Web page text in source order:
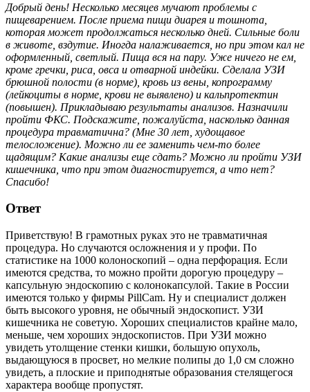
Добрый день! Несколько месяцев мучают проблемы с
пищеварением. После приема пищи диарея и тошнота,
которая может продолжаться несколько дней. Сильные боли
в животе, вздутие. Иногда налаживается, но при этом кал не
оформленный, светлый. Пища вся на пару. Уже ничего не ем,
кроме гречки, риса, овса и отварной индейки. Сделала УЗИ
брюшной полости (в норме), кровь из вены, копрограмму
(лейкоциты в норме, крови не выявлено) и кальпротектин
(повышен). Прикладываю результаты анализов. Назначили
пройти ФКС. Подскажите, пожалуйста, насколько данная
процедура травматична? (Мне 30 лет, худощавое
телосложение). Можно ли ее заменить чем-то более
щадящим? Какие анализы еще сдать? Можно ли пройти УЗИ
кишечника, что при этом диагностируется, а что нет?
Спасибо!
Ответ
Приветствую! В грамотных руках это не травматичная
процедура. Но случаются осложнения и у профи. По
статистике на 1000 колоноскопий – одна перфорация. Если
имеются средства, то можно пройти дорогую процедуру –
капсульную эндоскопию с колонокапсулой. Такие в России
имеются только у фирмы PillCam. Ну и специалист должен
быть высокого уровня, не обычный эндоскопист. УЗИ
кишечника не советую. Хороших специалистов крайне мало,
меньше, чем хороших эндоскопистов. При УЗИ можно
увидеть утолщение стенки кишки, большую опухоль,
выдающуюся в просвет, но мелкие полипы до 1,0 см сложно
увидеть, а плоские и приподнятые образования стелящегося
характера вообще пропустят.